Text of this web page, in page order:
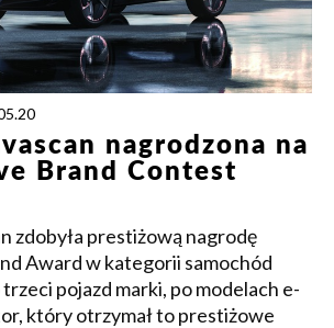
nagrodzona na
Brand Contest
zdobyła prestiżową nagrodę
Award w kategorii samochód
pojazd marki, po modelach e-
który otrzymał to prestiżowe